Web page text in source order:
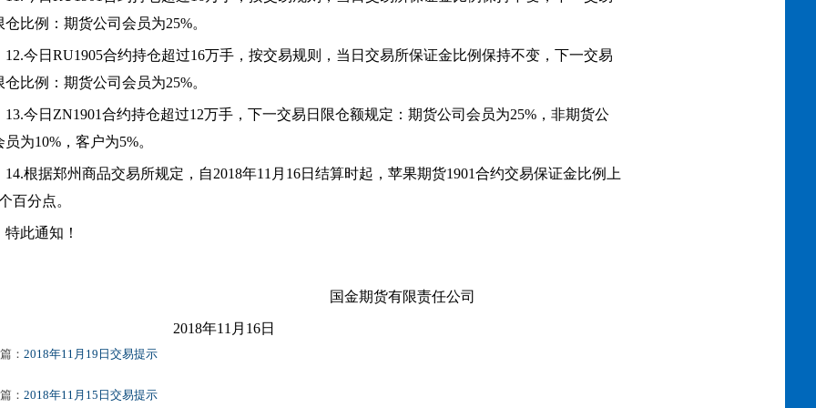
仓比例：期货公司会员为25%。
12.今日RU1905合约持仓超过16万手，按交易规则，当日交易所保证金比例保持不变，下一交易
仓比例：期货公司会员为25%。
13.今日ZN1901合约持仓超过12万手，下一交易日限仓额规定：期货公司会员为25%，非期货公
员为10%，客户为5%。
14.根据郑州商品交易所规定，自2018年11月16日结算时起，苹果期货1901合约交易保证金比例上
百分点。
特此通知！
国金期货有限责任公司
年11月16日
： 2018年11月19日交易提示
： 2018年11月15日交易提示